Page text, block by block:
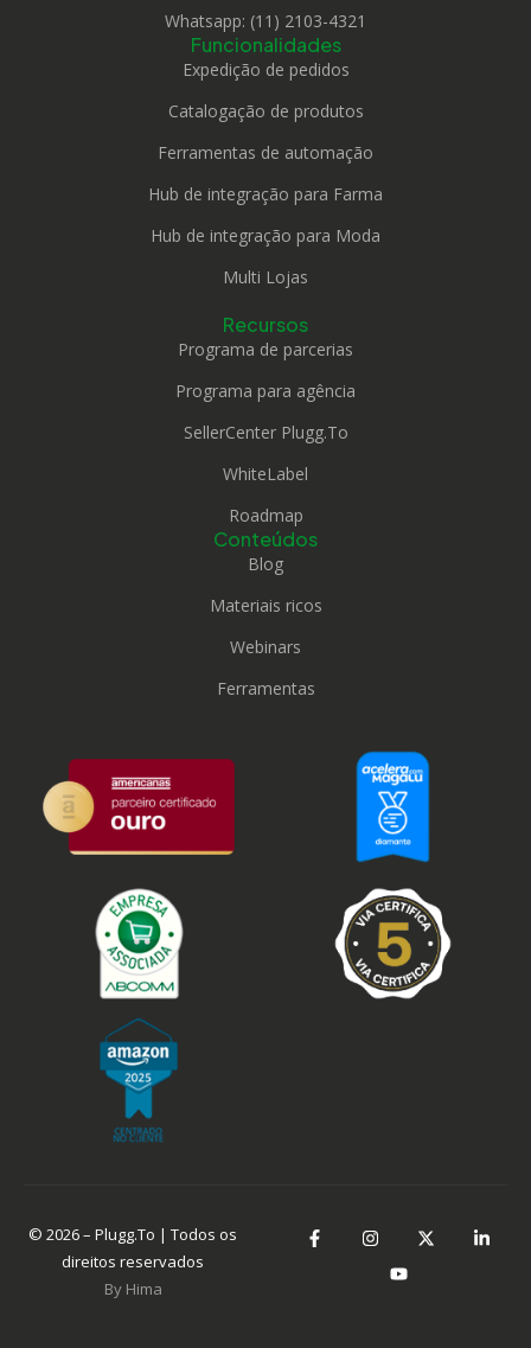
Whatsapp: (11) 2103-4321
Funcionalidades
Expedição de pedidos
Catalogação de produtos
Ferramentas de automação
Hub de integração para Farma
Hub de integração para Moda
Multi Lojas
Recursos
Programa de parcerias
Programa para agência
SellerCenter Plugg.To
WhiteLabel
Roadmap
Conteúdos
Blog
Materiais ricos
Webinars
Ferramentas
© 2026 – Plugg.To | Todos os
direitos reservados
By Hima